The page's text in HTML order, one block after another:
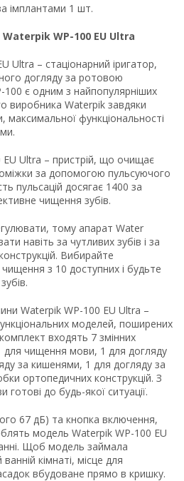
імплантами 1 шт.
WP-100 EU Ultra
Ultra – стаціонарний іригатор,
догляду за ротовою
є одним з найпопулярніших
виробника Waterpik завдяки
максимальної функціональності
EU Ultra – пристрій, що очищає
за допомогою пульсуючого
пульсацій досягає 1400 за
чищення зубів.
тому апарат Water
навіть за чутливих зубів і за
Вибирайте
з 10 доступних і будьте
Waterpik WP-100 EU Ultra –
моделей, поширених
входять 7 змінних
для чищення мови, 1 для догляду
за кишенями, 1 для догляду за
ортопедичних конструкцій. З
до будь-якої ситуації.
67 дБ) та кнопка включення,
модель Waterpik WP-100 EU
Щоб модель займала
кімнаті, місце для
вбудоване прямо в кришку.